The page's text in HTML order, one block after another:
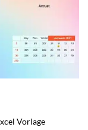
Vorlage